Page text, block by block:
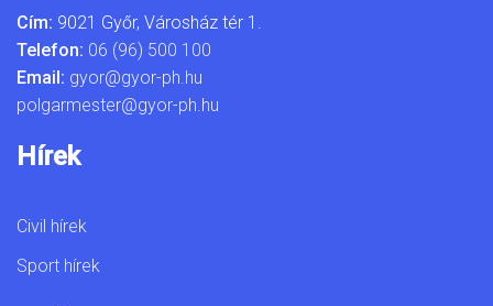
Cím: 9021 Győr, Városház tér 1.
Telefon: 06 (96) 500 100
Email: gyor@gyor-ph.hu
polgarmester@gyor-ph.hu
Hírek
Civil hírek
Sport hírek